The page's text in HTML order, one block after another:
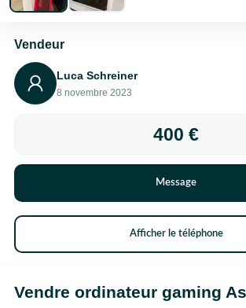
Vendre ordinateur gaming
Vendeur
Luca Schreiner
8 novembre 2023
400 €
Message
Afficher le téléphone